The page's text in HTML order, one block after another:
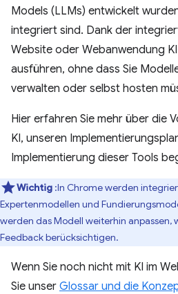
Models (LLMs) entwickelt
integriert sind. Dank der
Website oder Webanwendung
ausführen, ohne dass Sie
verwalten oder selbst hosten
Hier erfahren Sie mehr über die
KI, unseren
Implementierung dieser Tools
Wichtig :In Chrome werden
Expertenmodellen und
werden das Modell weiterhin anpassen,
Feedback berücksichtigen.
Wenn Sie noch nicht mit KI im
Sie unser Glossar und die